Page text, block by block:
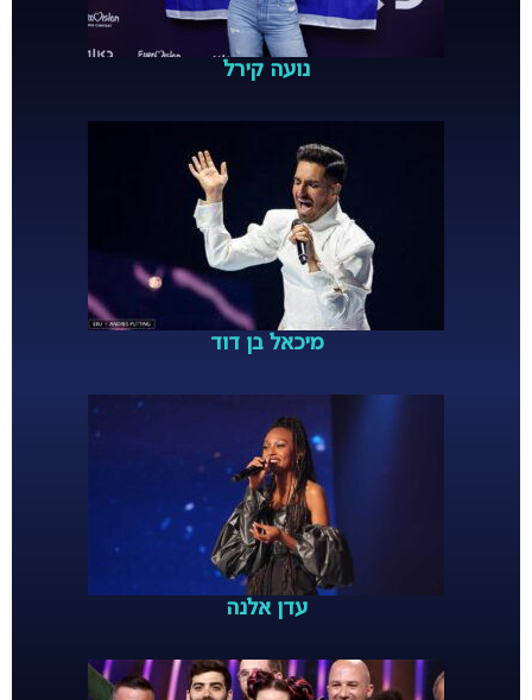
נועה קירל
מיכאל בן דוד
עדן אלנה